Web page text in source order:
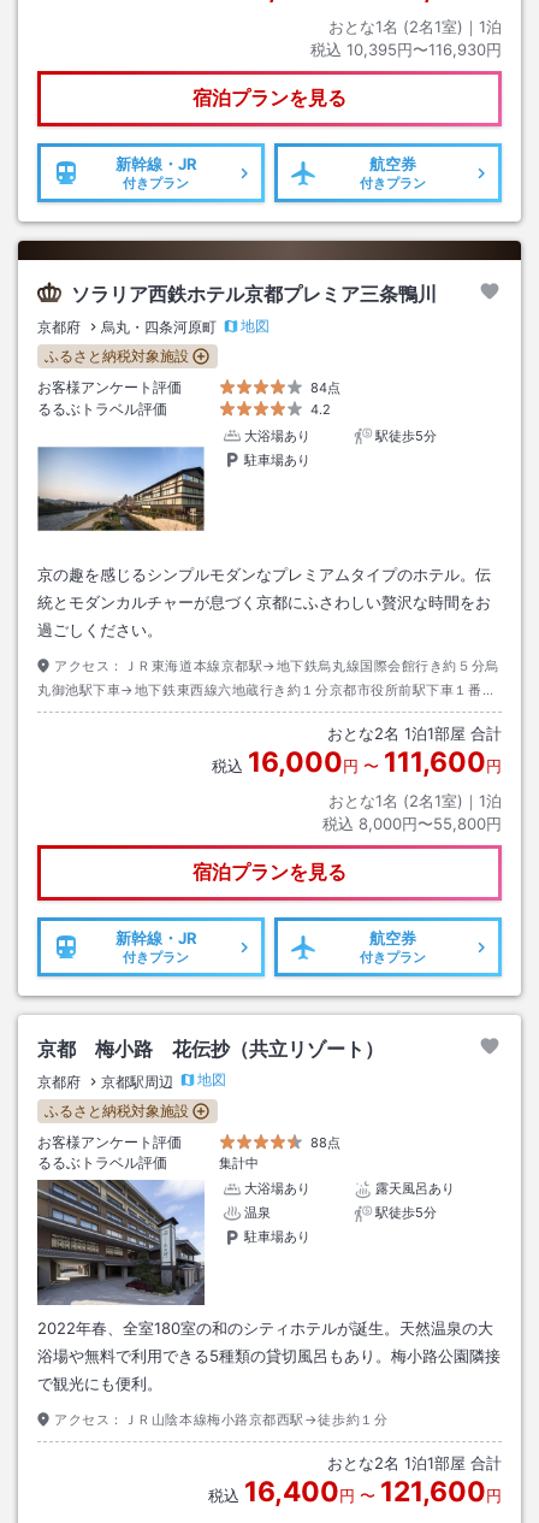
おとな1名 (2名1室)｜ 1泊
税込 10,395円〜116,930円
宿泊プランを見る
新幹線・JR
付きプラン
航空券
付きプラン
ソラリア西鉄ホテル京都プレミア三条鴨川
京都府 烏丸・四条河原町
地図
ふるさと納税対象施設
お客様アンケート評価
84点
るるぶトラベル評価
4.2
大浴場あり
駅徒歩5分
駐車場あり
京の趣を感じるシンプルモダンなプレミアムタイプのホテル。伝
統とモダンカルチャーが息づく京都にふさわしい贅沢な時間をお
過ごしください。
アクセス：
ＪＲ東海道本線京都駅→地下鉄烏丸線国際会館行き約５分烏
丸御池駅下車→地下鉄東西線六地蔵行き約１分京都市役所前駅下車１番出
口→徒歩約１分
おとな2名 1泊1部屋 合計
税込 16,000円 〜 111,600円
おとな1名 (2名1室)｜ 1泊
税込 8,000円〜55,800円
宿泊プランを見る
新幹線・JR
付きプラン
航空券
付きプラン
京都 梅小路 花伝抄（共立リゾート）
京都府 京都駅周辺
地図
ふるさと納税対象施設
お客様アンケート評価
88点
るるぶトラベル評価
集計中
大浴場あり
露天風呂あり
温泉
駅徒歩5分
駐車場あり
2022年春、全室180室の和のシティホテルが誕生。天然温泉の大
浴場や無料で利用できる5種類の貸切風呂もあり。梅小路公園隣接
で観光にも便利。
アクセス： ＪＲ山陰本線梅小路京都西駅→徒歩約１分
おとな2名 1泊1部屋 合計
税込 16,400円 〜 121,600円